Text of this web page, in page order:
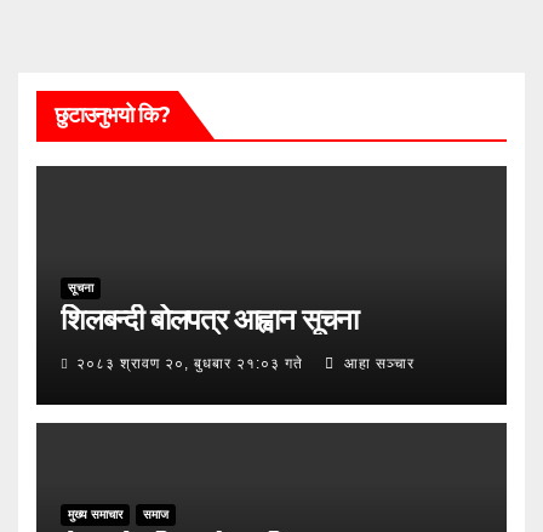
छुटाउनुभयो कि?
सूचना
शिलबन्दी बोलपत्र आह्वान सूचना
२०८३ श्रावण २०, बुधबार २१:०३ गते आहा सञ्चार
मुख्य समाचार समाज